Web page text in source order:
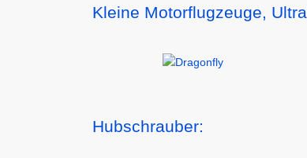
Kleine Motorflugzeuge,
Hubschrauber: